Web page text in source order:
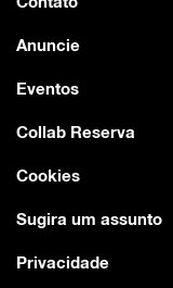
Anuncie
Eventos
Collab Reserva
Cookies
Sugira um assunto
Privacidade